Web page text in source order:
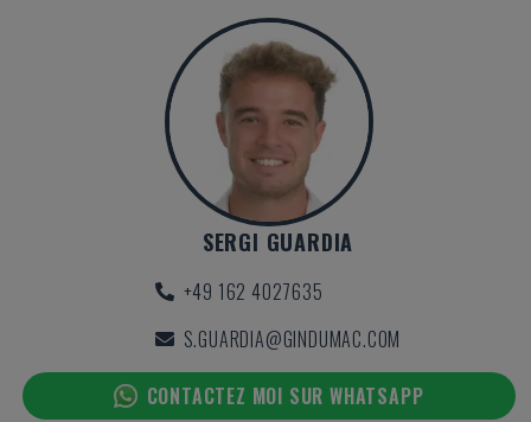
SERGI GUARDIA
+49 162 4027635
S.GUARDIA@GINDUMAC.COM
CONTACTEZ MOI SUR WHATSAPP